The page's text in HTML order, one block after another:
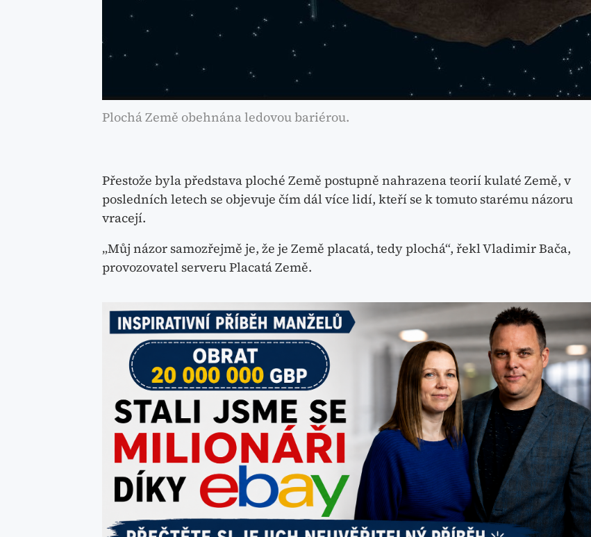
Plochá Země obehnána ledovou bariérou.
Přestože byla představa ploché Země postupně nahrazena teorií kulaté Země, v
posledních letech se objevuje čím dál více lidí, kteří se k tomuto starému názoru
vracejí.
„Můj názor samozřejmě je, že je Země placatá, tedy plochá“, řekl Vladimir Bača,
provozovatel serveru Placatá Země.